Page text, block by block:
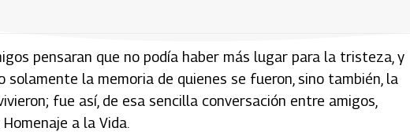
pensaran que no podía haber más lugar para la tristeza, y
solamente la memoria de quienes se fueron, sino también, la
fue así, de esa sencilla conversación entre amigos,
a la Vida.